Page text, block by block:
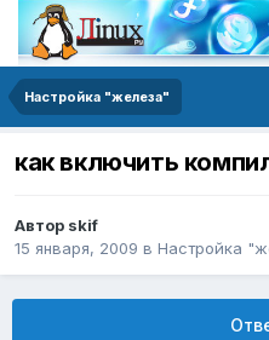
Настройка "железа"
как включить
Автор skif
15 января, 2009 в Настройка